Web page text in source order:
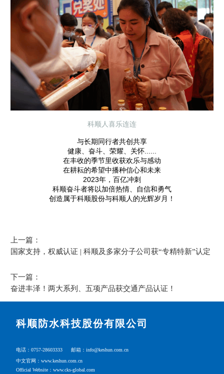
科顺人喜乐连连
与长期同行者共创共享
健康、奋斗、荣耀、关怀......
在丰收的季节里收获欢乐与感动
在耕耘的希望中播种信心和未来
2023年，百亿冲刺
科顺奋斗者将以加倍热情、自信和勇气
创造属于科顺股份与科顺人的光辉岁月！
上一篇：
国家支持，权威认证 | 科顺及多家分子公司获“专精特新”认定
下一篇：
奋进丰泽！两大系列、五项产品获交通产品认证！
科顺防水科技股份有限公司
电话：0757-28603333
邮箱：info@keshun.com.cn
中文官网：www.keshun.com.cn
Official Website：www.cks-global.com